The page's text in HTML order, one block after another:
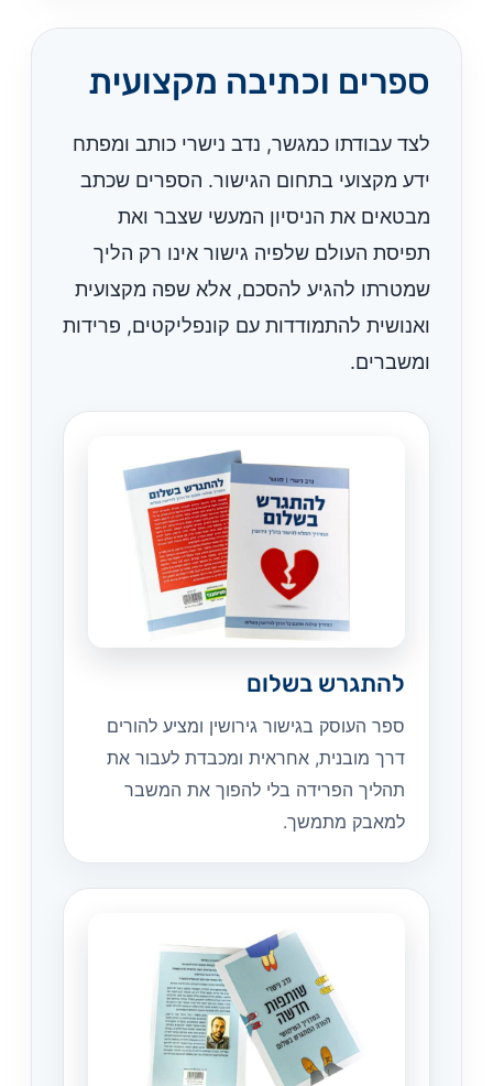
ספרים וכתיבה מקצועית
לצד עבודתו כמגשר, נדב נישרי כותב ומפתח
ידע מקצועי בתחום הגישור. הספרים שכתב
מבטאים את הניסיון המעשי שצבר ואת
תפיסת העולם שלפיה גישור אינו רק הליך
שמטרתו להגיע להסכם, אלא שפה מקצועית
ואנושית להתמודדות עם קונפליקטים, פרידות
ומשברים.
להתגרש בשלום
ספר העוסק בגישור גירושין ומציע להורים
דרך מובנית, אחראית ומכבדת לעבור את
תהליך הפרידה בלי להפוך את המשבר
למאבק מתמשך.